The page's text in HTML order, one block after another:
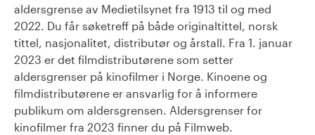
aldersgrense av Medietilsynet fra 1913 til og med
2022. Du får søketreff på både originaltittel, norsk
tittel, nasjonalitet, distributør og årstall. Fra 1. januar
2023 er det filmdistributørene som setter
aldersgrenser på kinofilmer i Norge. Kinoene og
filmdistributørene er ansvarlig for å informere
publikum om aldersgrensen. Aldersgrenser for
kinofilmer fra 2023 finner du på Filmweb.